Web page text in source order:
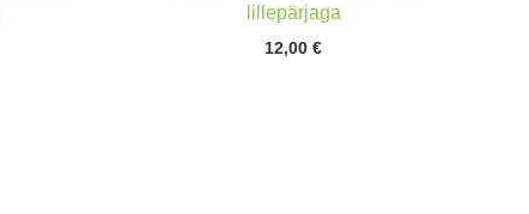
lillepärjaga
12,00€